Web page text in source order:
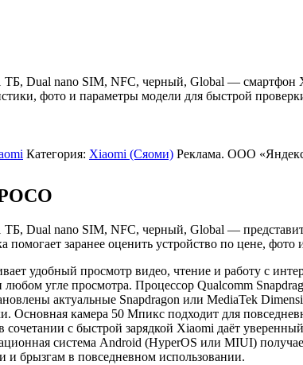
Dual nano SIM, NFC, черный, Global —
фото и параметры модели для быстрой
Категория: Xiaomi (Сяоми) Реклама. ООО
Dual nano SIM, NFC, черный, Global —
помогает заранее оценить устройство по цене,
удобный просмотр видео, чтение и работу с
любом угле просмотра. Процессор Qualcomm
актуальные Snapdragon или MediaTek
Основная камера 50 Мпикс подходит для
сочетании с быстрой зарядкой Xiaomi даёт
система Android (HyperOS или MIUI)
и брызгам в повседневном использовании.